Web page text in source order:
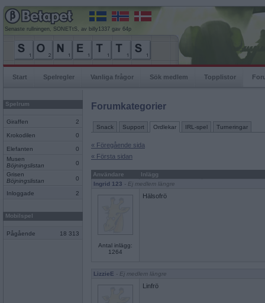
Senaste rullningen, SONETtS, av billy1337 gav 64p
Start Spelregler Vanliga frågor Sök medlem Topplistor
Spelrum
Giraffen 2
Krokodilen 0
Elefanten
0
Musen
Böjningslistan
0
Grisen
Böjningslistan
0
Inloggade 2
Mobilspel
Pågående 18 313
Forumkategorier
Snack Support Ordlekar IRL-spel Turneringar
« Föregående sida
« Första sidan
Användare
Inlägg
Ingrid 123 - Ej medlem längre
Antal inlägg:
1264
Hälsofrö
LizzieE - Ej medlem längre
Linfrö